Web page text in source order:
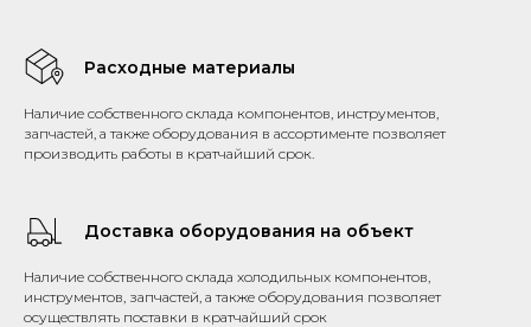
Расходные материалы
Наличие собственного склада компонентов, инструментов,
запчастей, а также оборудования в ассортименте позволяет
производить работы в кратчайший срок.
Доставка оборудования на объект
Наличие собственного склада холодильных компонентов,
инструментов, запчастей, а также оборудования позволяет
осуществлять поставки в кратчайший срок